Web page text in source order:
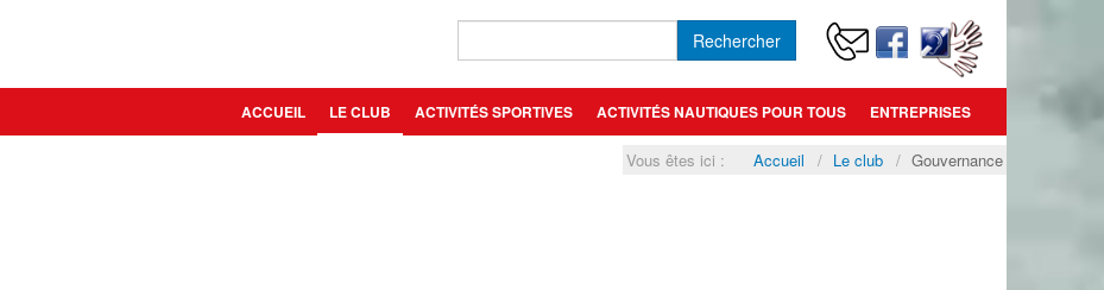
Rechercher
ACCUEIL LE CLUB ACTIVITÉS SPORTIVES ACTIVITÉS NAUTIQUES POUR TOUS ENTREPRISES
Vous êtes ici : Accueil Le club Gouvernance